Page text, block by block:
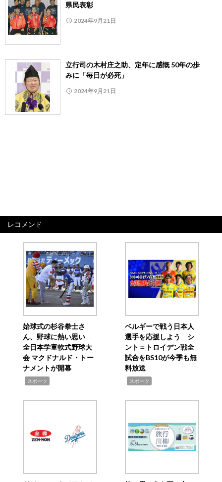
県民表彰
2024年9月21日
立行司の木村庄之助、定年に感慨 50年の歩
みに「毎日が必死」
2024年9月21日
レコメンド
始球式の杉谷拳士さ
ん、野球に熱い思い
全日本学童軟式野球大
会 マクドナルド・トー
ナメントが開幕
スポーツ
ベルギーで戦う日本人
選手を応援しよう シ
ント＝トロイデン戦全
試合をBS10が今季も無
料放送
スポーツ